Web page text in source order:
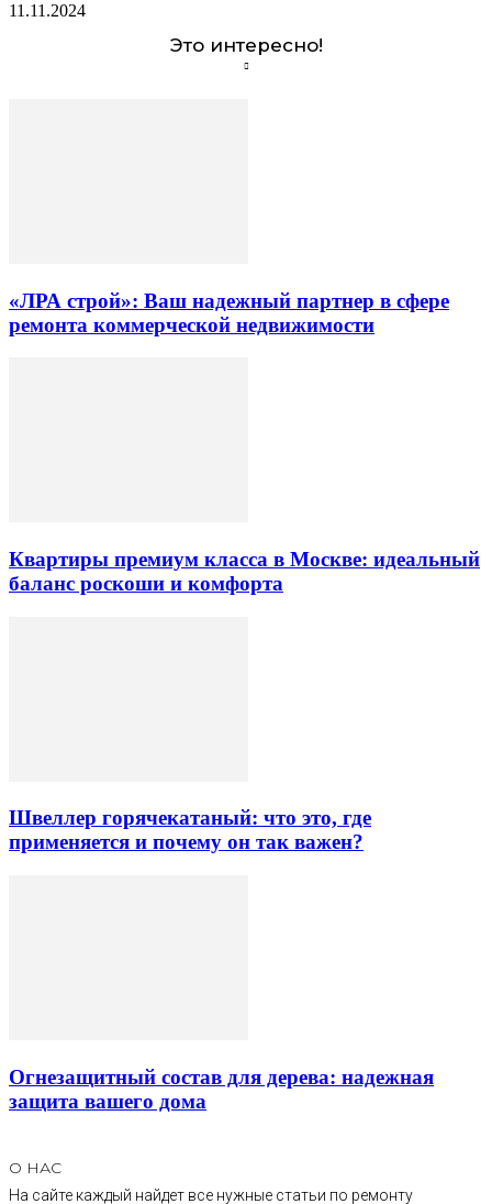
11.11.2024
Это интересно!
«ЛРА строй»: Ваш надежный партнер в сфере
ремонта коммерческой недвижимости
Квартиры премиум класса в Москве: идеальный
баланс роскоши и комфорта
Швеллер горячекатаный: что это, где
применяется и почему он так важен?
Огнезащитный состав для дерева: надежная
защита вашего дома
О НАС
На сайте каждый найдет все нужные статьи по ремонту